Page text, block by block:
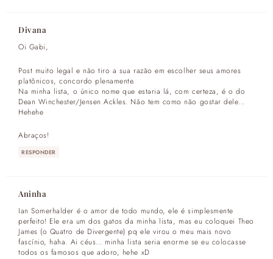
Divana
Oi Gabi,
Post muito legal e não tiro a sua razão em escolher seus amores
platônicos, concordo plenamente.
Na minha lista, o único nome que estaria lá, com certeza, é o do
Dean Winchester/Jensen Ackles. Não tem como não gostar dele…
Hehehe
Abraços!
RESPONDER
Aninha
Ian Somerhalder é o amor de todo mundo, ele é simplesmente
perfeito! Ele era um dos gatos da minha lista, mas eu coloquei Theo
James (o Quatro de Divergente) pq ele virou o meu mais novo
fascínio, haha. Ai céus… minha lista seria enorme se eu colocasse
todos os famosos que adoro, hehe xD